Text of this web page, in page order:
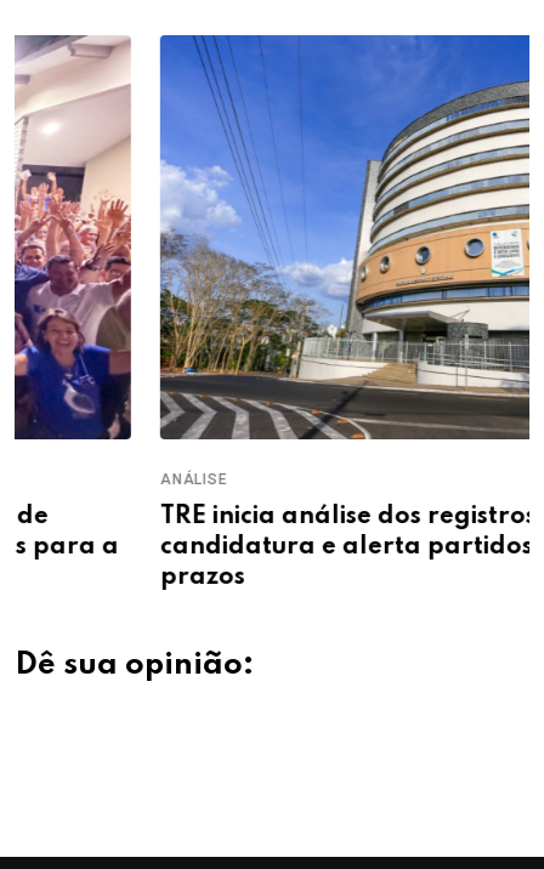
TRE inicia análise dos registros de
candidatura e alerta partidos sobre
Dê sua opinião: